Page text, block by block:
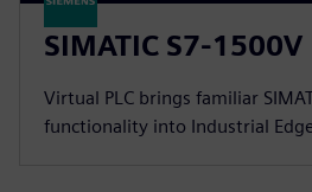
SIMATIC S7-1500V
Virtual PLC brings familiar
functionality into Industrial